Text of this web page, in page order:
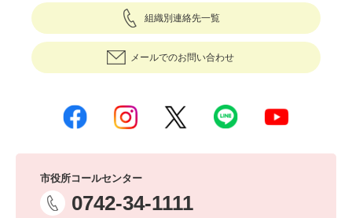
組織別連絡先一覧
メールでのお問い合わせ
市役所コールセンター
0742-34-1111